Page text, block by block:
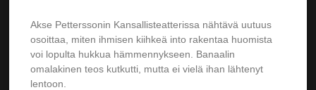
Akse Petterssonin Kansallisteatterissa nähtävä uutuus
osoittaa, miten ihmisen kiihkeä into rakentaa huomista
voi lopulta hukkua hämmen­nykseen. Banaalin
omalakinen teos kutkutti, mutta ei vielä ihan lähtenyt
lentoon.